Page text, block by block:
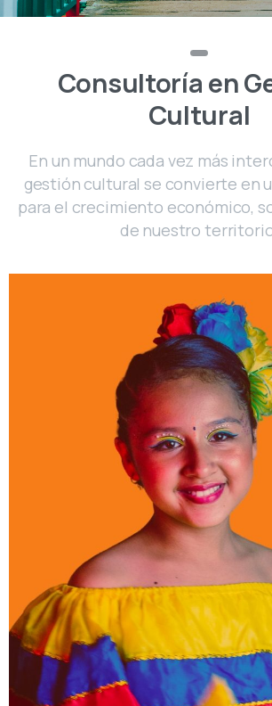
Consultoría en
Cultural
En un mundo cada vez más
gestión cultural se convierte en
para el crecimiento económico,
de nuestro